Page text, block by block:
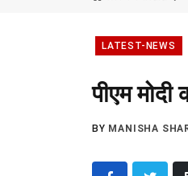
LATEST-NEWS
पीएम
BY MANISHA